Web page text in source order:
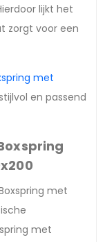
lijkt het
zorgt voor een
met
en passend
met
met